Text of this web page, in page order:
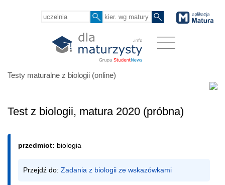
Testy maturalne z biologii (online)
Test z biologii, matura 2020 (próbna)
przedmiot: biologia
Przejdź do: Zadania z biologii ze wskazówkami